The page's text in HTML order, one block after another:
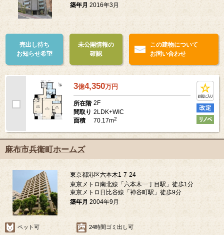
築年月 2016年3月
売出し待ち
お知らせ希望
未公開情報の
確認
この建物について
お問い合わせ
3億4,350万円
所在階 2F
間取り 2LDK+WIC
面積
70.17m2
麻布市兵衛町ホームズ
東京都港区六本木1-7-24
東京メトロ南北線「六本木一丁目駅」徒歩1分
東京メトロ日比谷線「神谷町駅」徒歩9分
築年月 2004年9月
ペット可 24時間ゴミ出し可